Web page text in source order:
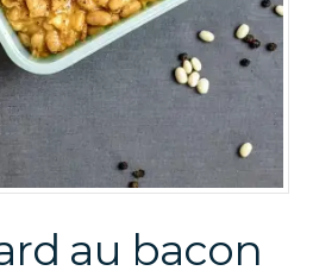
au bacon